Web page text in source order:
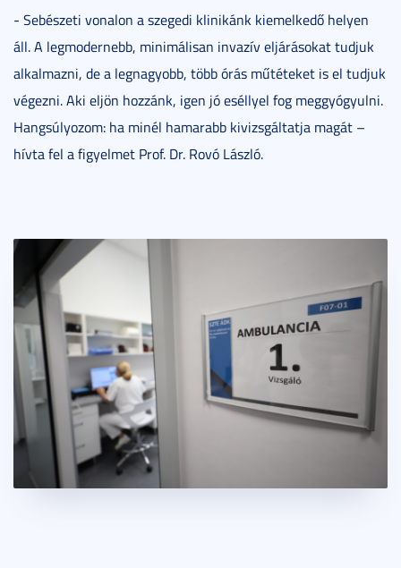
- Sebészeti vonalon a szegedi klinikánk kiemelkedő helyen
áll. A legmodernebb, minimálisan invazív eljárásokat tudjuk
alkalmazni, de a legnagyobb, több órás műtéteket is el tudjuk
végezni. Aki eljön hozzánk, igen jó eséllyel fog meggyógyulni.
Hangsúlyozom: ha minél hamarabb kivizsgáltatja magát –
hívta fel a figyelmet Prof. Dr. Rovó László.